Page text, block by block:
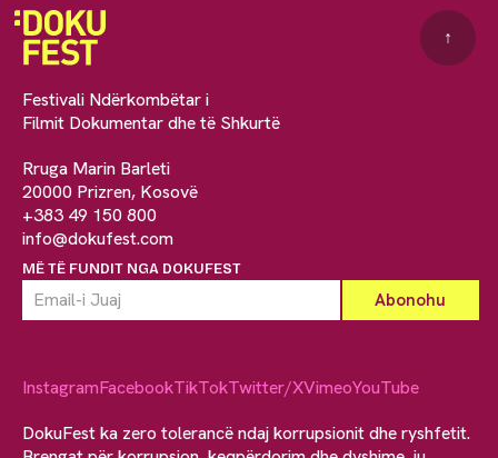
Festivali Ndërkombëtar i
Filmit Dokumentar dhe të Shkurtë
Rruga Marin Barleti
20000 Prizren, Kosovë
+383 49 150 800
info@dokufest.com
MË TË FUNDIT NGA DOKUFEST
↑
InstagramFacebookTikTokTwitter/XVimeoYouTube
DokuFest ka zero tolerancë ndaj korrupsionit dhe ryshfetit.